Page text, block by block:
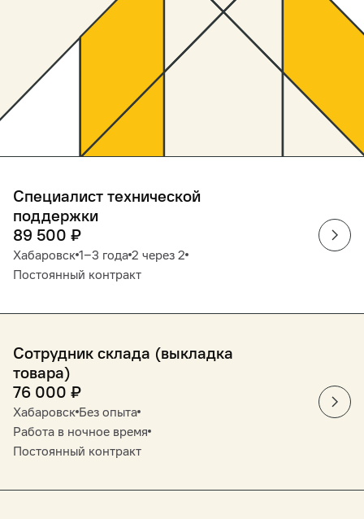
Специалист технической
поддержки
89 500 ₽
Хабаровск 1‒3 года 2 через 2
Постоянный контракт
Сотрудник склада (выкладка
товара)
76 000 ₽
Хабаровск Без опыта
Работа в ночное время
Постоянный контракт